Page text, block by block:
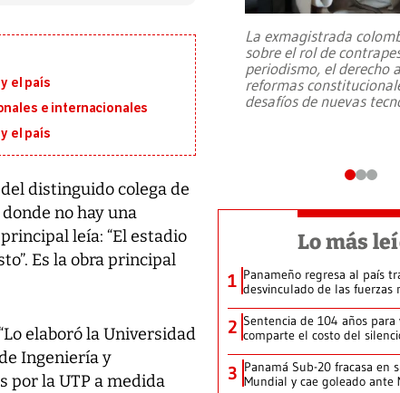
el país
e internacionales
el país
distinguido colega de
no hay una
leía: “El estadio
Es la obra principal
elaboró la Universidad
Ingeniería y
por la UTP a medida
Japón, provocando una
La exmagistrada
sobre el rol de
periodismo, el derecho
reformas
desafíos de nuevas
Lo más
1 Panameño regresa al país
desvinculado de las fuerzas
2 Sentencia de 104 años para
comparte el costo del
3 Panamá Sub-20 fracasa en
Mundial y cae goleado ante